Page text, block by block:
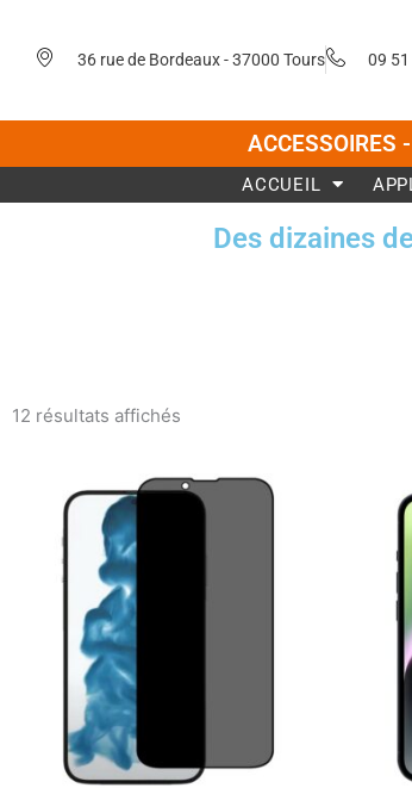
contenu
36 rue de Bordeaux - 37000 Tours 09
ACCESSOIRES
ACCUEIL
Des dizaines
12 résultats affichés
plus
ancien